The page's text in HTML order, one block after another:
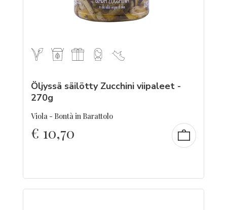
Öljyssä säilötty Zucchini viipaleet -
270g
Viola - Bontà in Barattolo
€ 10,70